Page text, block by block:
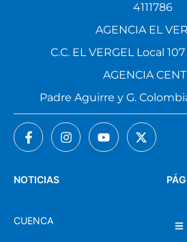
NOTICIAS
CUENCA
4111786
AGENCIA EL
C.C. EL VERGEL Local
AGENCIA
Padre Aguirre y G.